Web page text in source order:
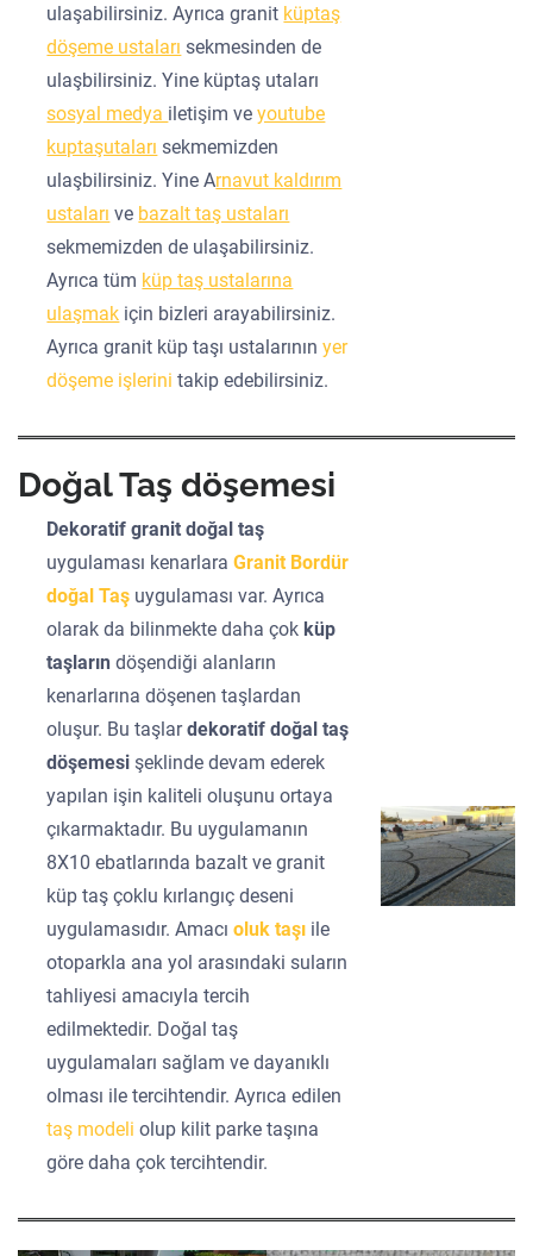
ulaşabilirsiniz. Ayrıca granit küptaş
döşeme ustaları sekmesinden de
ulaşbilirsiniz. Yine küptaş utaları
sosyal medya iletişim veyoutube
kuptaşutaları sekmemizden
ulaşbilirsiniz. Yine Arnavut kaldırım
ustaları ve bazalt taş ustaları
sekmemizden de ulaşabilirsiniz.
Ayrıca tüm küp taş ustalarına
ulaşmak için bizleri arayabilirsiniz.
Ayrıca granit küp taşı ustalarının yer
döşeme işlerini takip edebilirsiniz.
Doğal Taş döşemesi
Dekoratif granit doğal taş
uygulaması kenarlaraGranit Bordür
doğal Taş uygulaması var. Ayrıca
olarak da bilinmekte daha çok küp
taşların döşendiği alanların
kenarlarına döşenen taşlardan
oluşur. Bu taşlardekoratif doğal taş
döşemesişeklinde devam ederek
yapılan işin kaliteli oluşunu ortaya
çıkarmaktadır. Bu uygulamanın
8X10 ebatlarında bazalt ve granit
küp taş çoklu kırlangıç deseni
uygulamasıdır. Amacıoluk taşı ile
otoparkla ana yol arasındaki suların
tahliyesi amacıyla tercih
edilmektedir. Doğal taş
uygulamaları sağlam ve dayanıklı
olması ile tercihtendir. Ayrıca edilen
taş modeliolup kilit parke taşına
göre daha çok tercihtendir.